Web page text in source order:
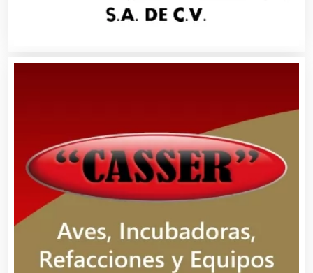
Artículos para Regalos
Artículos Personales
Aseguradoras
Asesores Técnicos